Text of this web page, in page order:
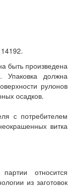
быть произведена
Упаковка должна
рулонов
осадков.
с потребителем
витка
относится
из заготовок